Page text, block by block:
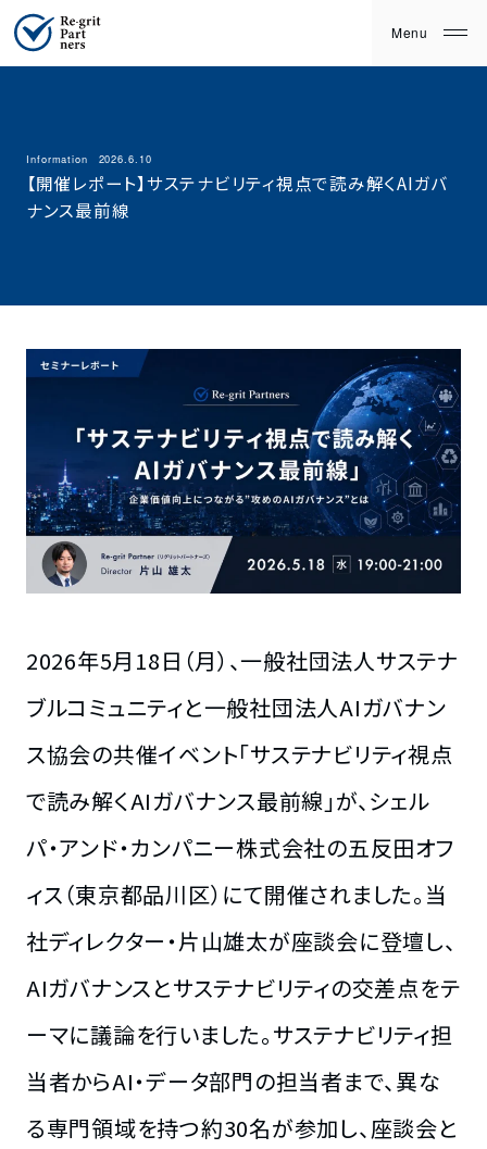
Information 2026.6.10
【開催レポート】サステナビリティ視点で読み解くAIガバ
ナンス最前線
2026年5月18日（月）、一般社団法人サステナ
ブルコミュニティと一般社団法人AIガバナン
ス協会の共催イベント「サステナビリティ視点
で読み解くAIガバナンス最前線」が、シェル
パ・アンド・カンパニー株式会社の五反田オフ
ィス（東京都品川区）にて開催されました。当
社ディレクター・片山雄太が座談会に登壇し、
AIガバナンスとサステナビリティの交差点をテ
ーマに議論を行いました。サステナビリティ担
当者からAI・データ部門の担当者まで、異な
る専門領域を持つ約30名が参加し、座談会と